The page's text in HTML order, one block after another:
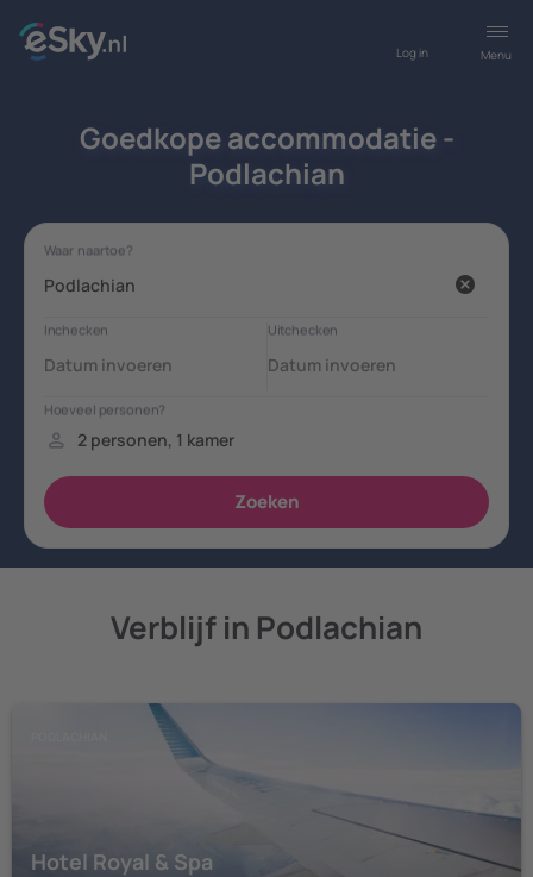
Menu
Log in
Goedkope accommodatie -
Podlachian
Verblijf in Podlachian
Hotel Royal & Spa